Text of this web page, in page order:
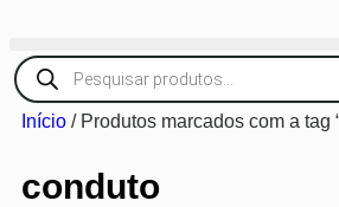
Início / Produtos marcados com a tag
conduto